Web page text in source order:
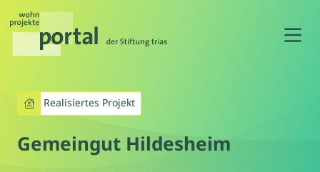
Realisiertes Projekt
Gemeingut Hildesheim